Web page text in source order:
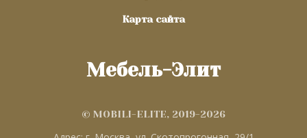
Карта сайта
Мебель-Элит
© MOBILI-ELITE, 2019-2026